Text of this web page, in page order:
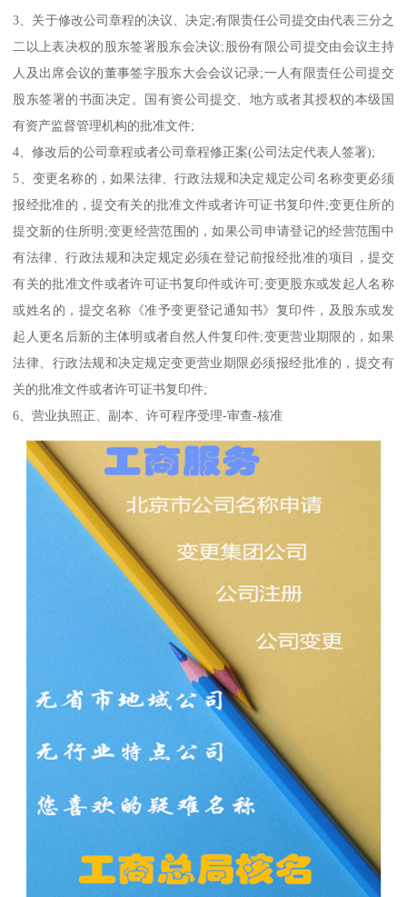
3、关于修改公司章程的决议、决定;有限责任公司提交由代表三分之
二以上表决权的股东签署股东会决议;股份有限公司提交由会议主持
人及出席会议的董事签字股东大会会议记录;一人有限责任公司提交
股东签署的书面决定。国有资公司提交、地方或者其授权的本级国
有资产监督管理机构的批准文件;
4、修改后的公司章程或者公司章程修正案(公司法定代表人签署);
5、变更名称的，如果法律、行政法规和决定规定公司名称变更必须
报经批准的，提交有关的批准文件或者许可证书复印件;变更住所的
提交新的住所明;变更经营范围的，如果公司申请登记的经营范围中
有法律、行政法规和决定规定必须在登记前报经批准的项目，提交
有关的批准文件或者许可证书复印件或许可;变更股东或发起人名称
或姓名的，提交名称《准予变更登记通知书》复印件，及股东或发
起人更名后新的主体明或者自然人件复印件;变更营业期限的，如果
法律、行政法规和决定规定变更营业期限必须报经批准的，提交有
关的批准文件或者许可证书复印件;
6、营业执照正、副本、许可程序受理-审查-核准